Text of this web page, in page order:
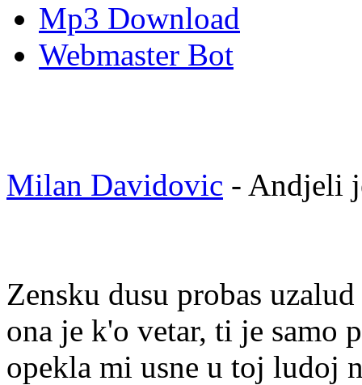
Mp3 Download
Webmaster Bot
Milan Davidovic - Andjeli
Zensku dusu probas
ona je k'o vetar, ti je samo
opekla mi usne u toj ludoj